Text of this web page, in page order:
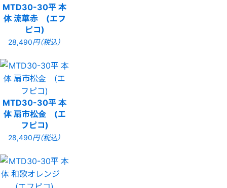
MTD30-30平 本
体 流華赤 (エフ
ピコ)
28,490円（税込）
MTD30-30平 本
体 扇市松金 (エ
フピコ)
28,490円（税込）